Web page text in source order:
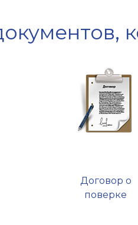
Договор о
поверке